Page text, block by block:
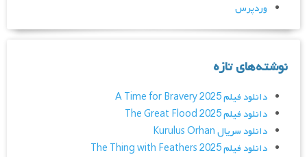
وردپرس
نوشته‌های تازه
دانلود فیلم A Time for Bravery 2025
دانلود فیلم The Great Flood 2025
دانلود سریال Kurulus Orhan
دانلود فیلم The Thing with Feathers 2025